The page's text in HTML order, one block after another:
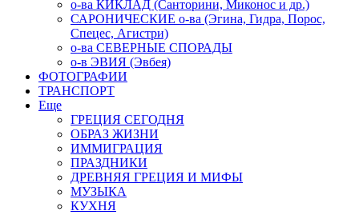
о-ва КИКЛАД (Санторини, Миконос и др.)
САРОНИЧЕСКИЕ о-ва (Эгина, Гидра, Порос,
Спецес, Агистри)
о-ва СЕВЕРНЫЕ СПОРАДЫ
о-в ЭВИЯ (Эвбея)
ФОТОГРАФИИ
ТРАНСПОРТ
Еще
ГРЕЦИЯ СЕГОДНЯ
ОБРАЗ ЖИЗНИ
ИММИГРАЦИЯ
ПРАЗДНИКИ
ДРЕВНЯЯ ГРЕЦИЯ И МИФЫ
МУЗЫКА
КУХНЯ